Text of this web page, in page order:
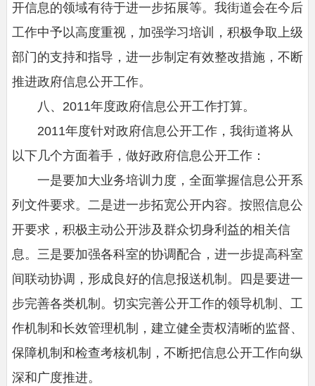
开信息的领域有待于进一步拓展等。我街道会在今后
工作中予以高度重视，加强学习培训，积极争取上级
部门的支持和指导，进一步制定有效整改措施，不断
推进政府信息公开工作。
八、2011年度政府信息公开工作打算。
2011年度针对政府信息公开工作，我街道将从
以下几个方面着手，做好政府信息公开工作：
一是要加大业务培训力度，全面掌握信息公开系
列文件要求。二是进一步拓宽公开内容。按照信息公
开要求，积极主动公开涉及群众切身利益的相关信
息。三是要加强各科室的协调配合，进一步提高科室
间联动协调，形成良好的信息报送机制。四是要进一
步完善各类机制。切实完善公开工作的领导机制、工
作机制和长效管理机制，建立健全责权清晰的监督、
保障机制和检查考核机制，不断把信息公开工作向纵
深和广度推进。